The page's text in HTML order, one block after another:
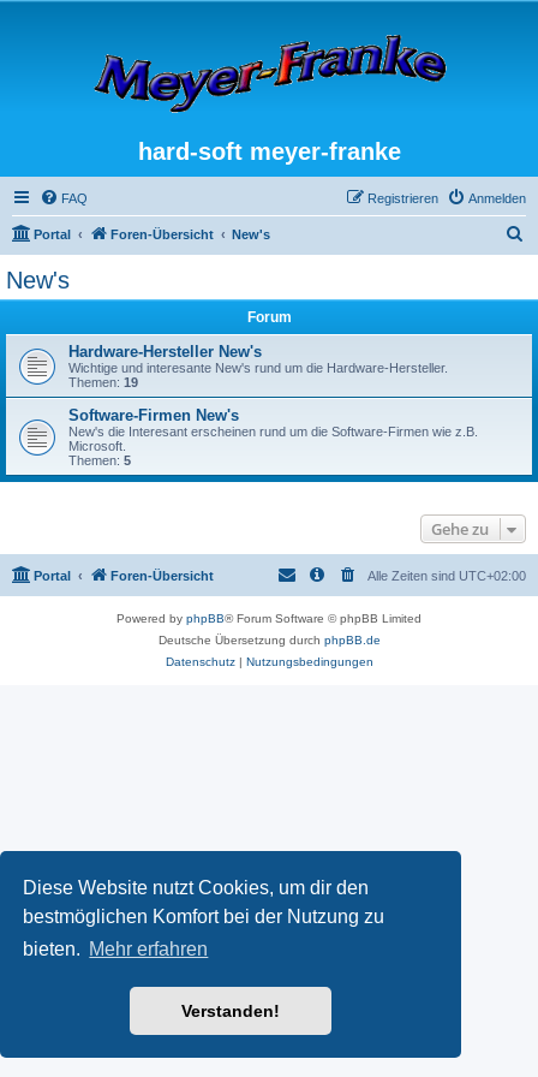
Diese Website nutzt Cookies, um dir den
bestmöglichen Komfort bei der Nutzung zu
bieten. Mehr erfahren
Verstanden!
hard-soft meyer-franke
FAQ Anmelden
Registrieren
Portal Foren-Übersicht New's
New's
Forum
Hardware-Hersteller New's
Wichtige und interesante New's rund um die Hardware-Hersteller.
Themen: 19
Software-Firmen New's
New's die Interesant erscheinen rund um die Software-Firmen wie z.B.
Microsoft.
Themen: 5
Gehe zu
Portal Foren-Übersicht Alle Zeiten sind UTC+02:00
Powered by phpBB® Forum Software © phpBB Limited
Deutsche Übersetzung durch phpBB.de
Datenschutz| Nutzungsbedingungen